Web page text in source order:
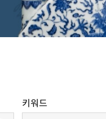
키워드